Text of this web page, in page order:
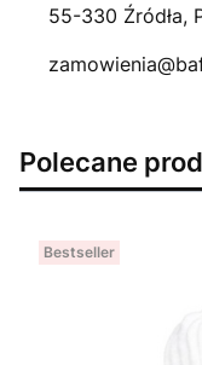
55-330 Źródła,
Polecane
Bestseller